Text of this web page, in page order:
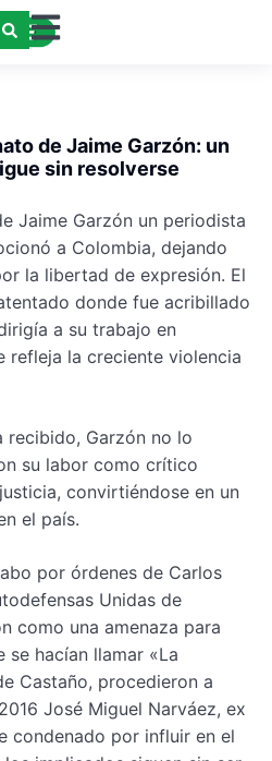
de Jaime Garzón: un
sin resolverse
Jaime Garzón un periodista
a Colombia, dejando
la libertad de expresión. El
donde fue acribillado
a su trabajo en
refleja la creciente violencia
recibido, Garzón no lo
su labor como crítico
convirtiéndose en un
el país.
por órdenes de Carlos
Unidas de
como una amenaza para
se hacían llamar «La
Castaño, procedieron a
José Miguel Narváez, ex
condenado por influir en el